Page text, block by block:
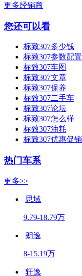
更多经销商
您还可以看
标致307多少钱
标致307参数配置
标致307车图
标致307文章
标致307保养
标致307二手车
标致307论坛
标致307怎么样
标致307油耗
标致307优惠促销
热门车系
更多>>
思域
9.79-18.79万
朗逸
8-15.19万
轩逸